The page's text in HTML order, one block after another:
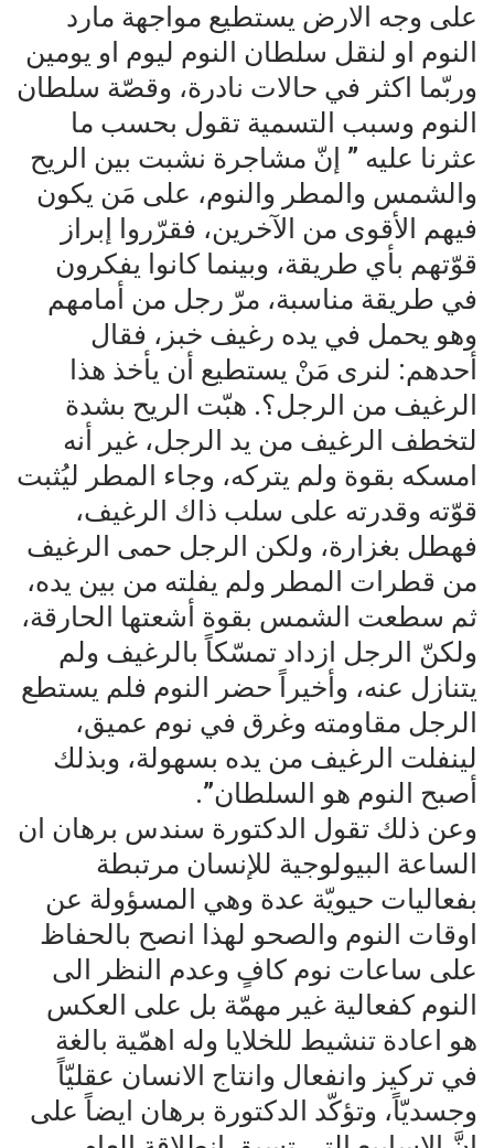
على وجه الارض يستطيع مواجهة مارد
النوم او لنقل سلطان النوم ليوم او يومين
وربّما اكثر في حالات نادرة، وقصّة سلطان
النوم وسبب التسمية تقول بحسب ما
عثرنا عليه ” إنّ مشاجرة نشبت بين الريح
والشمس والمطر والنوم، على مَن يكون
فيهم الأقوى من الآخرين، فقرّروا إبراز
قوّتهم بأي طريقة، وبينما كانوا يفكرون
في طريقة مناسبة، مرّ رجل من أمامهم
وهو يحمل في يده رغيف خبز، فقال
أحدهم: لنرى مَنْ يستطيع أن يأخذ هذا
الرغيف من الرجل؟. هبّت الريح بشدة
لتخطف الرغيف من يد الرجل، غير أنه
امسكه بقوة ولم يتركه، وجاء المطر ليُثبت
قوّته وقدرته على سلب ذاك الرغيف،
فهطل بغزارة، ولكن الرجل حمى الرغيف
من قطرات المطر ولم يفلته من بين يده،
ثم سطعت الشمس بقوة أشعتها الحارقة،
ولكنّ الرجل ازداد تمسّكاً بالرغيف ولم
يتنازل عنه، وأخيراً حضر النوم فلم يستطع
الرجل مقاومته وغرق في نوم عميق،
لينفلت الرغيف من يده بسهولة، وبذلك
أصبح النوم هو السلطان”.
وعن ذلك تقول الدكتورة سندس برهان ان
الساعة البيولوجية للإنسان مرتبطة
بفعاليات حيويّة عدة وهي المسؤولة عن
اوقات النوم والصحو لهذا انصح بالحفاظ
على ساعات نوم كافٍ وعدم النظر الى
النوم كفعالية غير مهمّة بل على العكس
هو اعادة تنشيط للخلايا وله اهمّية بالغة
في تركيز وانفعال وانتاج الانسان عقليّاً
وجسديّاً، وتؤكّد الدكتورة برهان ايضاً على